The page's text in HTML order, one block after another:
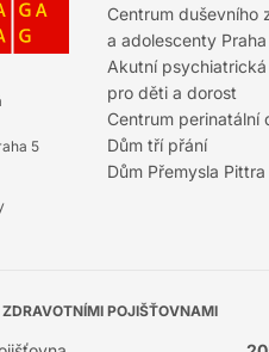
5
Centrum duševního
a adolescenty Praha
Akutní
pro děti a dorost
Centrum perinatální
Dům tří přání
Dům Přemysla Pittra
POJIŠŤOVNAMI